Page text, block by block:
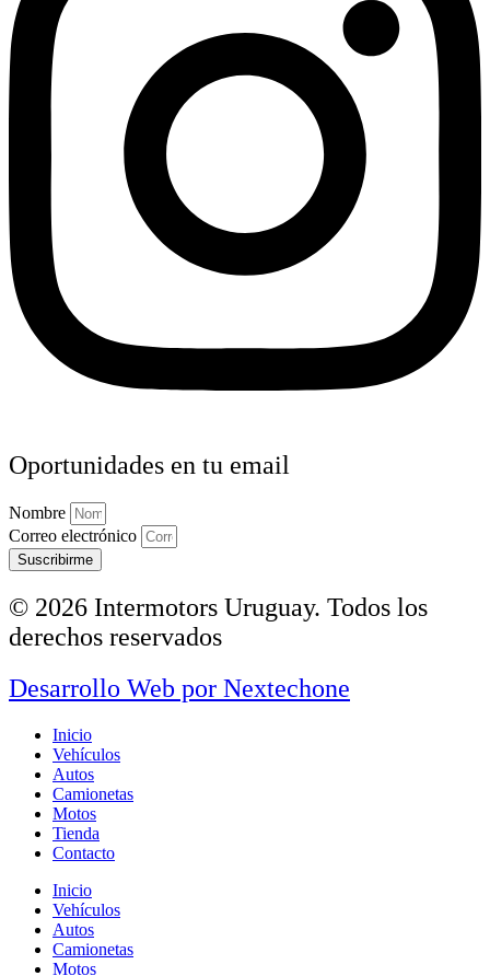
Oportunidades en tu email
Nombre
Correo electrónico
Suscribirme
© 2026 Intermotors Uruguay. Todos los
derechos reservados
Desarrollo Web por Nextechone
Inicio
Vehículos
Autos
Camionetas
Motos
Tienda
Contacto
Inicio
Vehículos
Autos
Camionetas
Motos